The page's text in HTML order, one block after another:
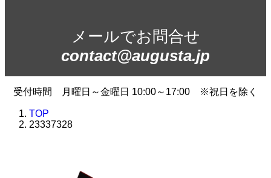
メールでお問合せ
contact@augusta.jp
受付時間 月曜日～金曜日 10:00～17:00 ※祝日を除く
TOP
23337328